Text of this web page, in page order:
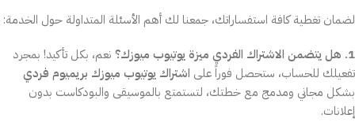
لضمان تغطية كافة استفساراتك، جمعنا لك أهم الأسئلة المتداولة حول الخدمة:
1. هل يتضمن الاشتراك الفردي ميزة يوتيوب ميوزك؟
نعم، بكل تأكيد! بمجرد
تفعيلك للحساب، ستحصل فوراً على اشتراك يوتيوب ميوزك بريميوم فردي
بشكل مجاني ومدمج مع خطتك، لتستمتع بالموسيقى والبودكاست بدون
إعلانات.